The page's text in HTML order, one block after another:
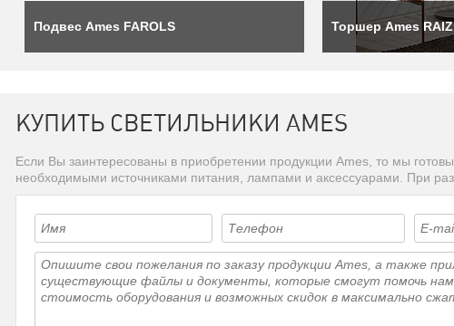
Подвес Ames FAROLS Торшер Ames RAIZ
КУПИТЬ СВЕТИЛЬНИКИ AMES
Если Вы заинтересованы в приобретении продукции Ames, то мы
необходимыми источниками питания, лампами и аксессуарами. При